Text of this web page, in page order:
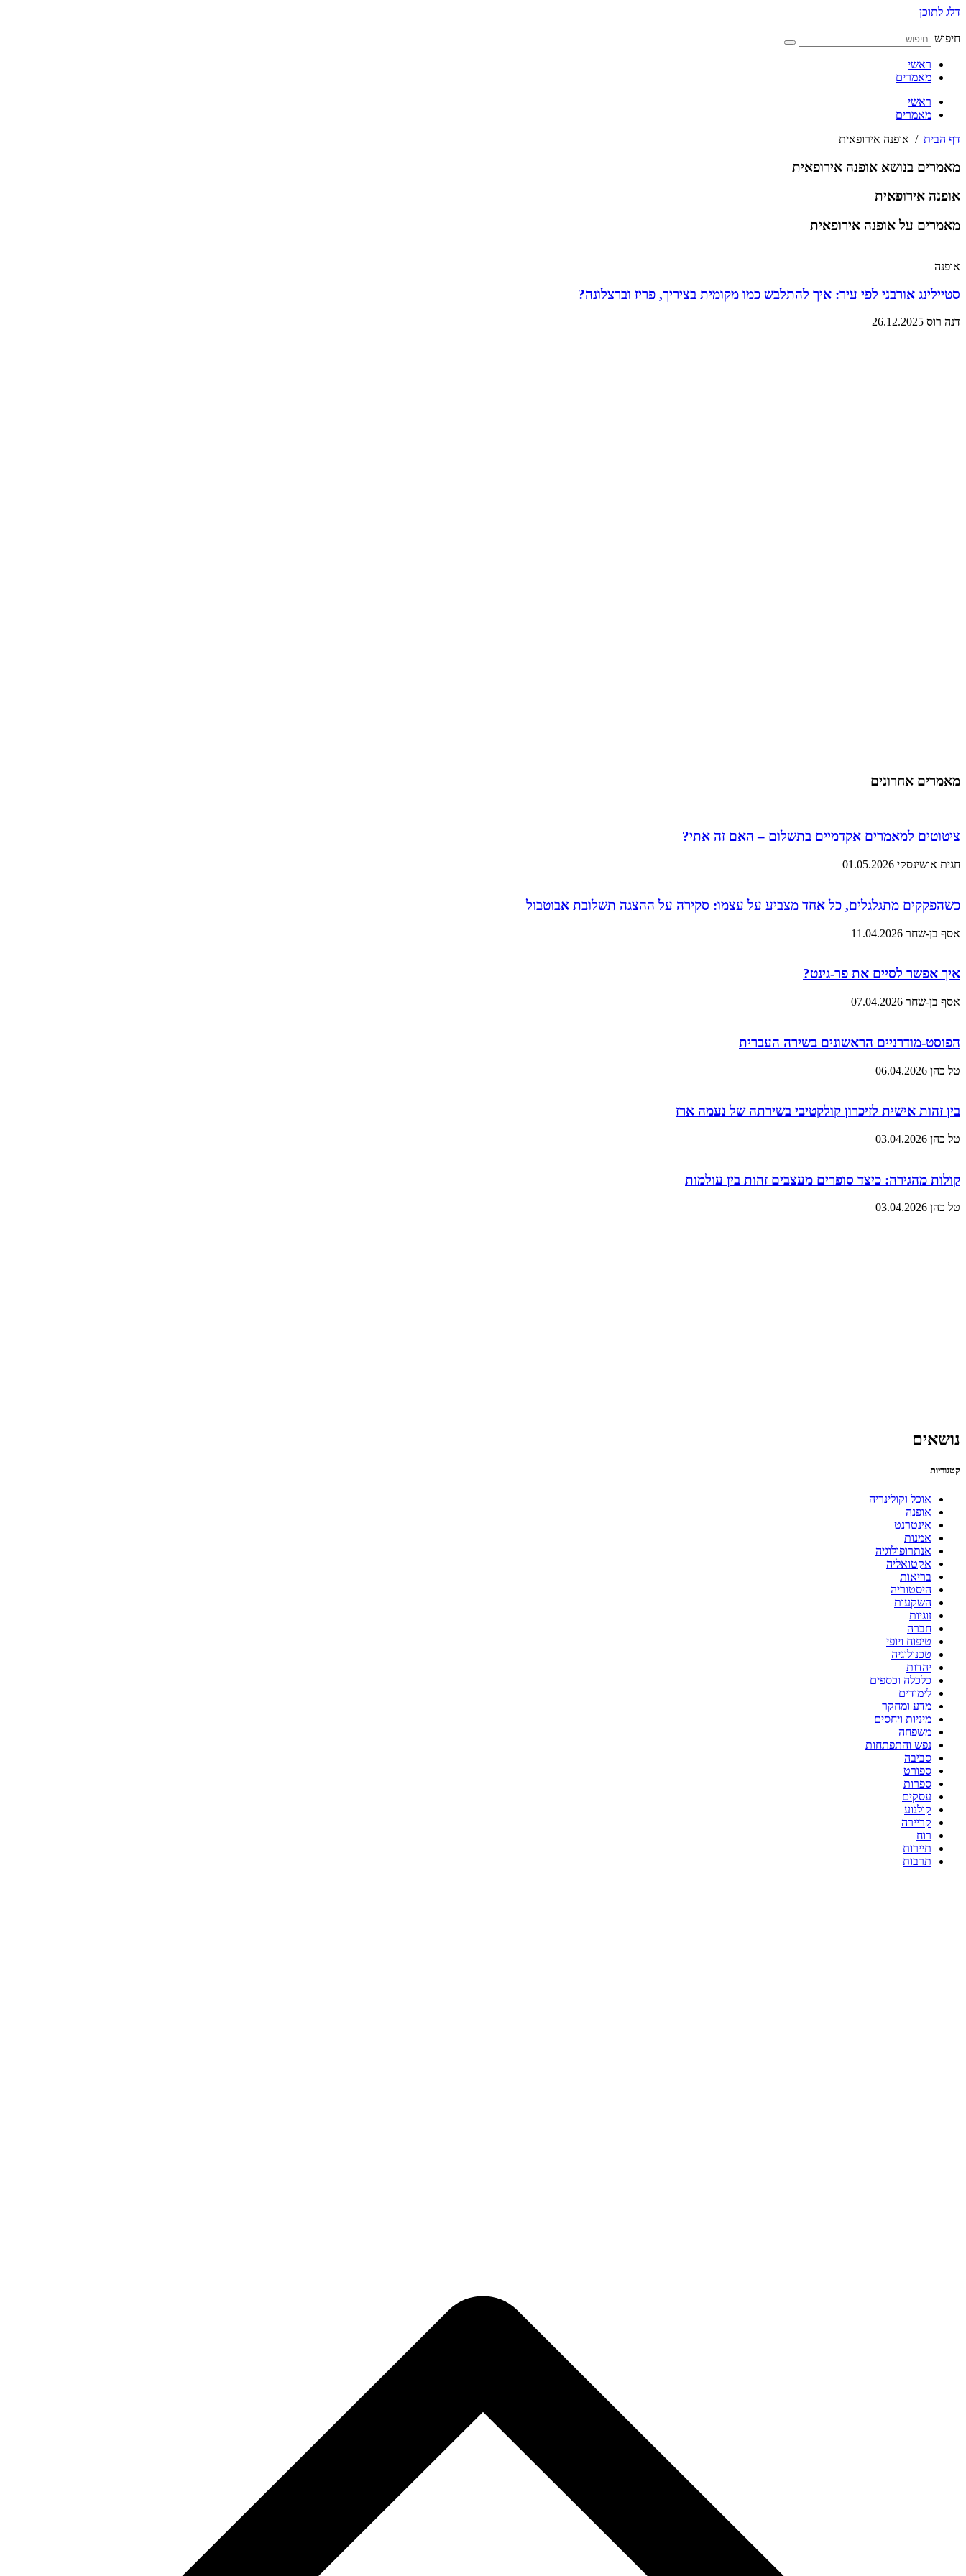
דלג לתוכן
חיפוש
ראשי
מאמרים
ראשי
מאמרים
דף הבית / אופנה אירופאית
מאמרים בנושא אופנה אירופאית
אופנה אירופאית
מאמרים על אופנה אירופאית
אופנה
סטיילינג אורבני לפי עיר: איך להתלבש כמו מקומית בציריך, פריז וברצלונה?
דנה רוס 26.12.2025
מאמרים אחרונים
ציטוטים למאמרים אקדמיים בתשלום – האם זה אתי?
חגית אושינסקי 01.05.2026
כשהפקקים מתגלגלים, כל אחד מצביע על עצמו: סקירה על ההצגה תשלובת אבוטבול
אסף בן-שחר 11.04.2026
איך אפשר לסיים את פר-גינט?
אסף בן-שחר 07.04.2026
הפוסט-מודרניים הראשונים בשירה העברית
טל כהן 06.04.2026
בין זהות אישית לזיכרון קולקטיבי בשירתה של נעמה ארז
טל כהן 03.04.2026
קולות מהגירה: כיצד סופרים מעצבים זהות בין עולמות
טל כהן 03.04.2026
נושאים
קטגוריות
אוכל וקולינריה
אופנה
אינטרנט
אמנות
אנתרופולוגיה
אקטואליה
בריאות
היסטוריה
השקעות
זוגיות
חברה
טיפוח ויופי
טכנולוגיה
יהדות
כלכלה וכספים
לימודים
מדע ומחקר
מיניות ויחסים
משפחה
נפש והתפתחות
סביבה
ספורט
ספרות
עסקים
קולנוע
קריירה
רוח
תיירות
תרבות